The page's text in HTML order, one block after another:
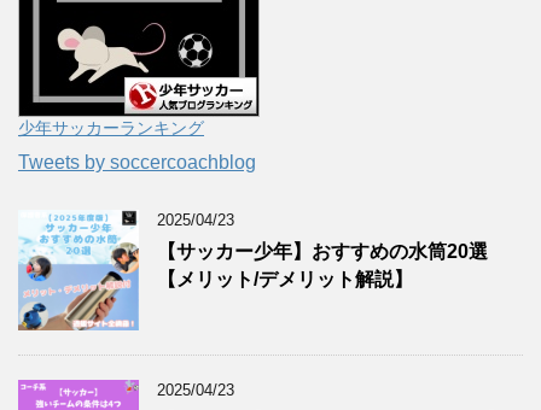
少年サッカーランキング
Tweets by soccercoachblog
2025/04/23
【サッカー少年】おすすめの水筒20選
【メリット/デメリット解説】
2025/04/23